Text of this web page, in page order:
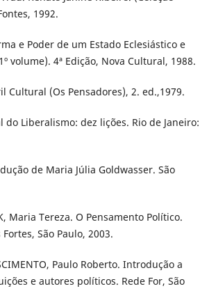
1992.
e Poder de um Estado Eclesiástico e
volume). 4ª Edição, Nova Cultural, 1988.
Cultural (Os Pensadores), 2. ed.,1979.
do Liberalismo: dez lições. Rio de Janeiro:
de Maria Júlia Goldwasser. São
Maria Tereza. O Pensamento Político.
São Paulo, 2003.
Paulo Roberto. Introdução a
e autores políticos. Rede For, São